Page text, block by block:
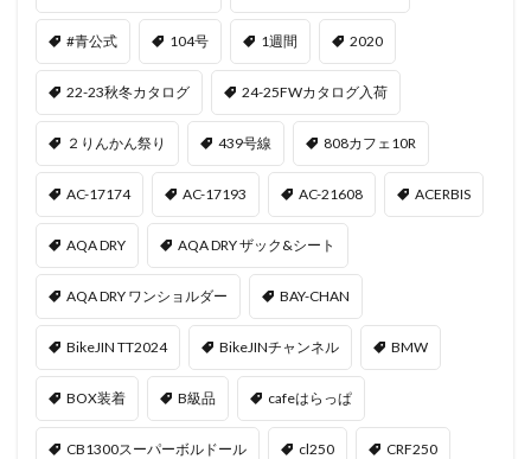
#青公式 104号 1週間 2020
22-23秋冬カタログ 24-25FWカタログ入荷
２りんかん祭り 439号線 808カフェ10R
AC-17174 AC-17193 AC-21608 ACERBIS
AQA DRY AQA DRY ザック&シート
AQA DRY ワンショルダー BAY-CHAN
BikeJIN TT2024 BikeJINチャンネル BMW
BOX装着 B級品 cafeはらっぱ
CB1300スーパーボルドール cl250 CRF250